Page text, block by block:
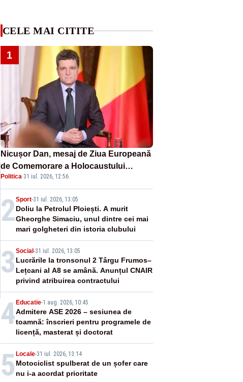
CELE MAI CITITE
1
Nicușor Dan, mesaj de Ziua Europeană
de Comemorare a Holocaustului
Romilor: „Avem datoria să păstrăm vie
memoria victimelor”
Politica·31 iul. 2026, 12:56
2Sport-31 iul. 2026, 13:05
Doliu la Petrolul Ploiești. A murit
Gheorghe Simaciu, unul dintre cei mai
mari golgheteri din istoria clubului
3 Social -31 iul. 2026, 13:05
Lucrările la tronsonul 2 Târgu Frumos–
Lețcani al A8 se amână. Anunțul CNAIR
privind atribuirea contractului
4 Educatie-1 aug. 2026, 10:45
Admitere ASE 2026 – sesiunea de
toamnă: înscrieri pentru programele de
licență, masterat și doctorat
5 Locale-31 iul. 2026, 13:14
Motociclist spulberat de un șofer care
nu i-a acordat prioritate